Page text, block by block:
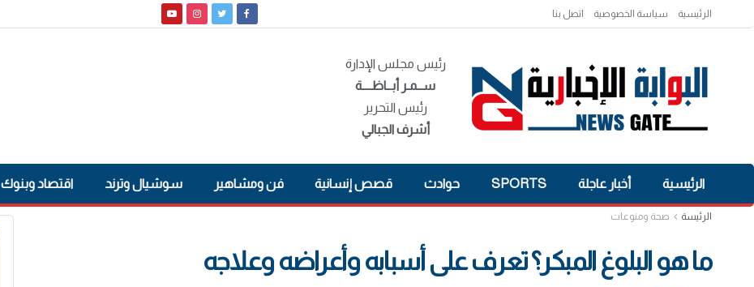
الرئيسية سياسة الخصوصية اتصل بنا
رئيس مجلس الإدارة
ســمـر أبــاظــــة
رئيس التحرير
أشرف الجبالي
الرئيسية أخبار عاجلة SPORTS حوادث قصص إنسانية فن ومشاهير سوشيال وترند اقتصاد وبنوك
الرئيسة صحة ومنوعات
ما هو البلوغ المبكر؟ تعرف على أسبابه وأعراضه وعلاجه